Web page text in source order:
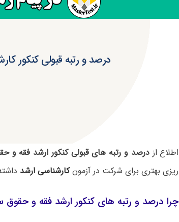
درصد و رتبه قبولی کنکور
اطلاع ازدرصد و رتبه های قبولی کنکور ارشد فقه و
ریزی بهتری برای شرکت در آزمونکارشناسی ارشد
چرا درصد و رتبه های کنکور ارشد فقه و